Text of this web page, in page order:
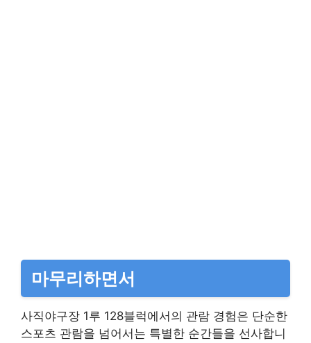
마무리하면서
사직야구장 1루 128블럭에서의 관람 경험은 단순한
스포츠 관람을 넘어서는 특별한 순간들을 선사합니